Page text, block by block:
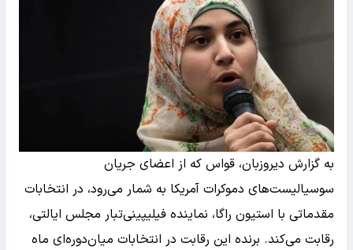
به گزارش دیروزبان، قواس که از اعضای جریان
سوسیالیست‌های دموکرات آمریکا به شمار می‌رود، در انتخابات
مقدماتی با استیون راگا، نماینده فیلیپینی‌تبار مجلس ایالتی،
رقابت می‌کند. برنده این رقابت در انتخابات میان‌دوره‌ای ماه